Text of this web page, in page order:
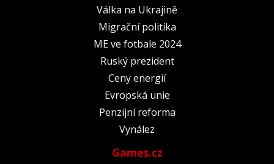
Válka na Ukrajině
Migrační politika
ME ve fotbale 2024
Ruský prezident
Ceny energií
Evropská unie
Penzijní reforma
Vynález
Games.cz